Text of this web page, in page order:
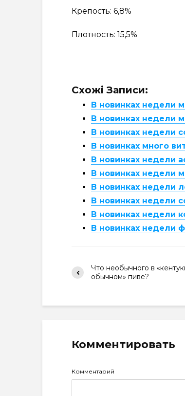
Крепость: 6,8%
Плотность: 15,5%
Схожі Записи:
В новинках недели
В новинках недели
В новинках недели
В новинках много
В новинках недели
В новинках недели
В новинках недели
В новинках недели
В новинках недели
В новинках недели
Что необычного в
обычном» пиве?
Комментировать
Комментарий